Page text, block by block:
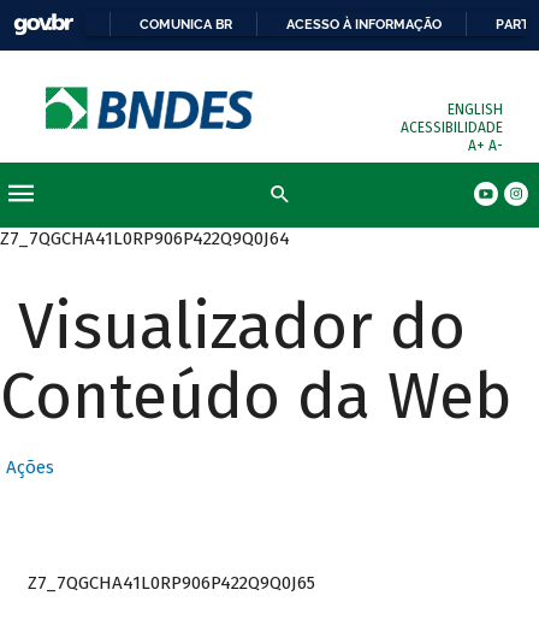
COMUNICA BR ACESSO À INFORMAÇÃO
ENGLISH
ACESSIBILIDADE
A+ A-
Z7_7QGCHA41L0RP906P422Q9Q0J64
Visualizador do
Conteúdo da Web
Ações
Z7_7QGCHA41L0RP906P422Q9Q0J65